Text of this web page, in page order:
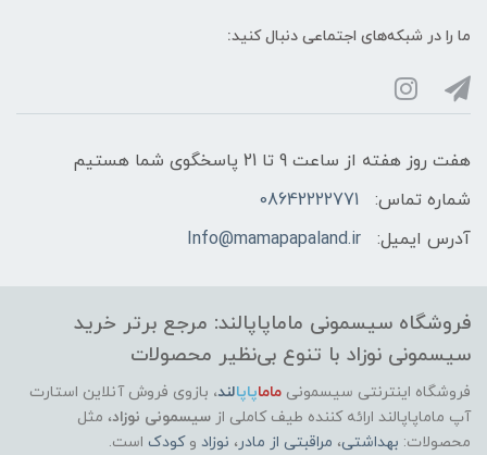
ما را در شبکه‌های اجتماعی دنبال کنید:
هفت روز هفته از ساعت 9 تا 21 پاسخگوی شما هستیم
شماره تماس:
08642222771
آدرس ایمیل:
Info@mamapapaland.ir
فروشگاه سیسمونی ماماپاپالند: مرجع برتر خرید
سیسمونی نوزاد با تنوع بی‌نظیر محصولات
فروشگاه اینترنتی سیسمونی ماماپاپالند، بازوی فروش آنلاین استارت
آپ ماماپاپالند ارائه کننده طیف کاملی از سیسمونی نوزاد، مثل
محصولات: بهداشتی، مراقبتی از مادر، نوزاد وکودک است.